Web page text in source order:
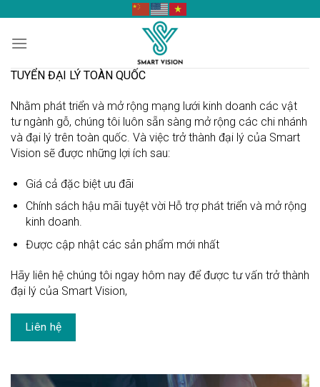
content
TUYỂN ĐẠI LÝ TOÀN QUỐC
Nhằm phát triển và mở rộng mạng lưới kinh doanh các vật
tư ngành gỗ, chúng tôi luôn sẵn sàng mở rộng các chi nhánh
và đại lý trên toàn quốc. Và việc trở thành đại lý của Smart
Vision sẽ được những lợi ích sau:
Giá cả đặc biệt ưu đãi
Chính sách hậu mãi tuyệt vời Hỗ trợ phát triển và mở rộng
kinh doanh.
Được cập nhật các sản phẩm mới nhất
Hãy liên hệ chúng tôi ngay hôm nay để được tư vấn trở thành
đại lý của Smart Vision,
Liên hệ